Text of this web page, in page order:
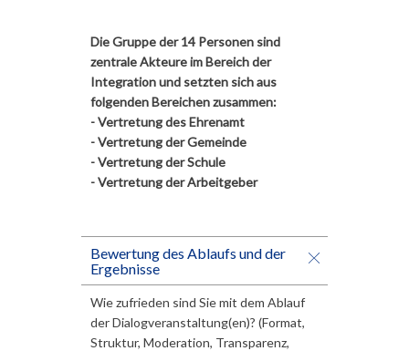
Die Gruppe der 14 Personen sind
zentrale Akteure im Bereich der
Integration und setzten sich aus
folgenden Bereichen zusammen:
- Vertretung des Ehrenamt
- Vertretung der Gemeinde
- Vertretung der Schule
- Vertretung der Arbeitgeber
Bewertung des Ablaufs und der
Ergebnisse
Wie zufrieden sind Sie mit dem Ablauf
der Dialogveranstaltung(en)? (Format,
Struktur, Moderation, Transparenz,